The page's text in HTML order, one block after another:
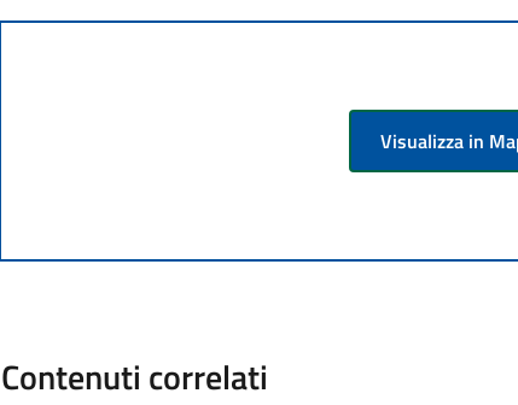
Visualizza in
Contenuti correlati